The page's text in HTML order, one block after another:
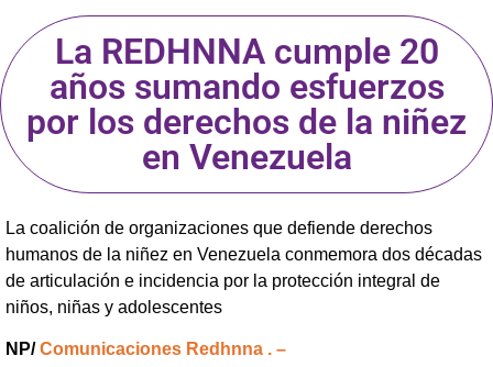
La REDHNNA cumple 20
años sumando esfuerzos
por los derechos de la niñez
en Venezuela
La coalición de organizaciones que defiende derechos
humanos de la niñez en Venezuela conmemora dos décadas
de articulación e incidencia por la protección integral de
niños, niñas y adolescentes
NP/Comunicaciones Redhnna . –